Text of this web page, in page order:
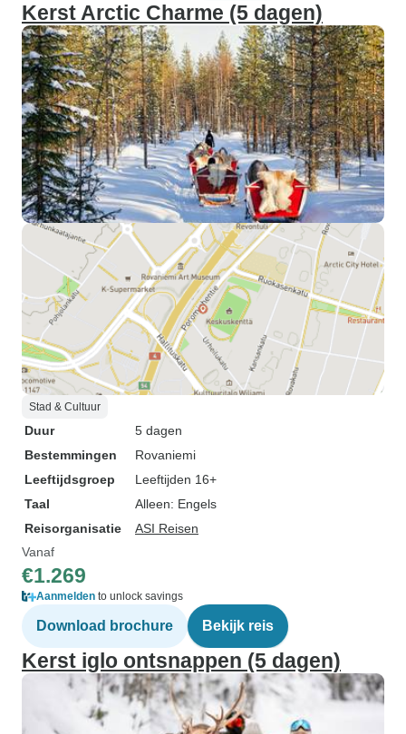
Kerst Arctic Charme (5 dagen)
Stad & Cultuur
Duur
5 dagen
Bestemmingen
Rovaniemi
Leeftijdsgroep
Leeftijden 16+
Taal
Alleen: Engels
Reisorganisatie
ASI Reisen
Vanaf
€1.269
Aanmelden to unlock savings
Download brochure Bekijk reis
Kerst iglo ontsnappen (5 dagen)